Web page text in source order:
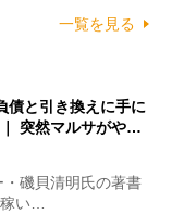
一覧を見る
債と引き換えに手に
突然マルサがや…
磯貝清明氏の著書
稼い…